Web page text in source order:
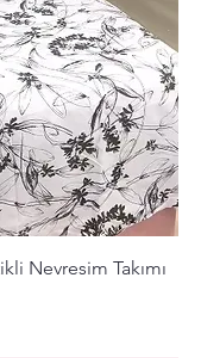
Nevresim Takımı